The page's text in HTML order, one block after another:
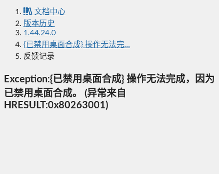
文档中心
版本历史
1.44.24.0
{已禁用桌面合成} 操作无法完...
反馈记录
Exception:{已禁用桌面合成} 操作无法完成，因为
已禁用桌面合成。 (异常来自
HRESULT:0x80263001)